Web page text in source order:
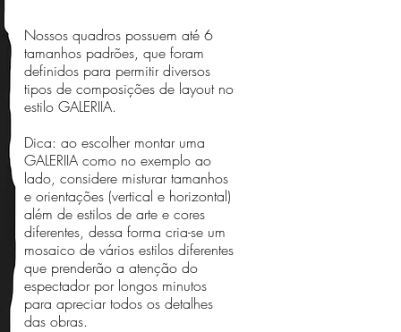
Nossos quadros possuem até 6
tamanhos padrões, que foram
definidos para permitir diversos
tipos de composições de layout no
estilo GALERIIA.
Dica: ao escolher montar uma
GALERIIA como no exemplo ao
lado, considere misturar tamanhos
e orientações (vertical e horizontal)
além de estilos de arte e cores
diferentes, dessa forma cria-se um
mosaico de vários estilos diferentes
que prenderão a atenção do
espectador por longos minutos
para apreciar todos os detalhes
das obras.